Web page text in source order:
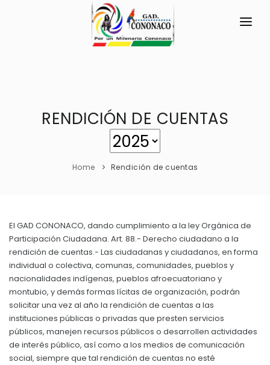
RESEÑA HISTÓRICA
Ubicación
Clima
NEW
GESTIÓN Y PRESUPUESTO
Sesiones Extraordinarias
Resoluciones
Convocatorias
GESTIÓN ADMINISTRATIVA
Plan de desarrollo y Ordenamiento Territorial -
Plan Anual Contratación - PAC
CIUDADANÍA ACTIVA
Solicitud de acceso información pública
TURISMO
RENDICIÓN DE CUENTAS
Home Rendición de cuentas
El GAD CONONACO, dando cumplimiento a la ley Orgánica de
Participación Ciudadana. Art. 88.- Derecho ciudadano a la
rendición de cuentas.- Las ciudadanas y ciudadanos, en forma
individual o colectiva, comunas, comunidades, pueblos y
nacionalidades indígenas, pueblos afroecuatoriano y
montubio, y demás formas lícitas de organización, podrán
solicitar una vez al año la rendición de cuentas a las
instituciones públicas o privadas que presten servicios
públicos, manejen recursos públicos o desarrollen actividades
de interés público, así como a los medios de comunicación
social, siempre que tal rendición de cuentas no esté